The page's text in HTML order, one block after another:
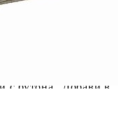
цел.
с бутона "Добави в
с бутона "Добави в